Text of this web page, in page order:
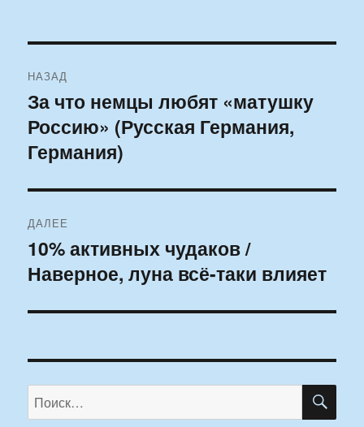
по
записям
НАЗАД
Предыдущая
запись:
За что немцы любят «матушку
Россию» (Русская Германия,
Германия)
ДАЛЕЕ
Следующая
запись:
10% активных чудаков /
Наверное, луна всё-таки влияет
Искать: